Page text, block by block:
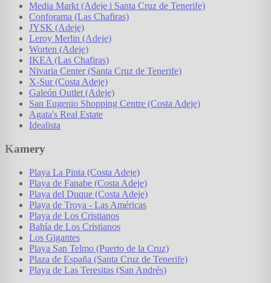
Media Markt (Adeje i Santa Cruz de Tenerife)
Conforama (Las Chafiras)
JYSK (Adeje)
Leroy Merlin (Adeje)
Worten (Adeje)
IKEA (Las Chafiras)
Nivaria Center (Santa Cruz de Tenerife)
X-Sur (Costa Adeje)
Galeón Outlet (Adeje)
San Eugenio Shopping Centre (Costa Adeje)
Agata's Real Estate
Idealista
Kamery
Playa La Pinta (Costa Adeje)
Playa de Fanabe (Costa Adeje)
Playa del Duque (Costa Adeje)
Playa de Troya - Las Américas
Playa de Los Cristianos
Bahía de Los Cristianos
Los Gigantes
Playa San Telmo (Puerto de la Cruz)
Plaza de España (Santa Cruz de Tenerife)
Playa de Las Teresitas (San Andrés)